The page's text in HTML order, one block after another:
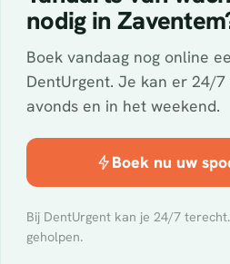
nodig in
Boek vandaag nog online
DentUrgent. Je kan er 24/7
avonds en in het weekend.
Boek nu uw
Bij DentUrgent kan je 24/7
geholpen.